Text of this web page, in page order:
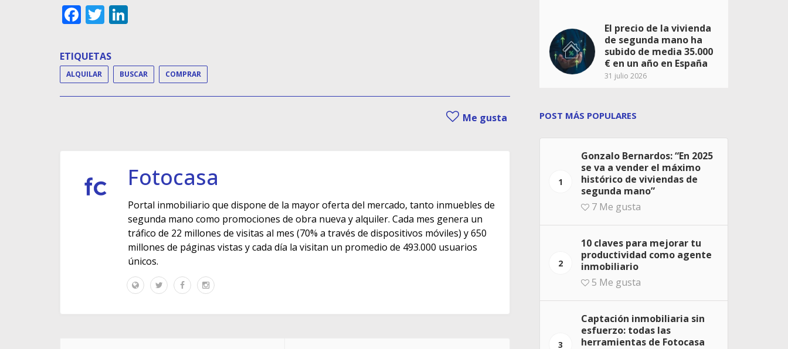
Facebook
Twitter
ETIQUETAS
ALQUILAR BUSCAR COMPRAR
Me gusta
Fotocasa
Portal inmobiliario que dispone de la mayor oferta del mercado, tanto inmuebles de
segunda mano como promociones de obra nueva y alquiler. Cada mes genera un
tráfico de 22 millones de visitas al mes (70% a través de dispositivos móviles) y 650
millones de páginas vistas y cada día la visitan un promedio de 493.000 usuarios
únicos.
El precio de la vivienda
de segunda mano ha
subido de media 35.000
€ en un año en España
31 julio 2026
POST MÁS POPULARES
1
Gonzalo Bernardos: “En 2025
se va a vender el máximo
histórico de viviendas de
segunda mano”
7 Me gusta
2
10 claves para mejorar tu
productividad como agente
inmobiliario
5 Me gusta
3
Captación inmobiliaria sin
esfuerzo: todas las
herramientas de Fotocasa